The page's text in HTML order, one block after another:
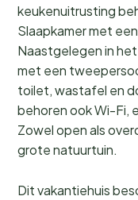
keukenuitrusting
Slaapkamer met
Naastgelegen in
met een
toilet, wastafel en
behoren ook Wi-Fi,
Zowel open als
grote natuurtuin.
Dit vakantiehuis